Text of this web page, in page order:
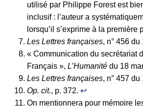
utilisé par Philippe Forest est
inclusif : l’auteur a
lorsqu’il s’exprime à la première
Les Lettres françaises, n° 456
« Communication du secrétariat
Français », L’Humanité du 18
Les Lettres françaises, n° 457
Op. cit., p. 372. ↩︎
On mentionnera pour mémoire